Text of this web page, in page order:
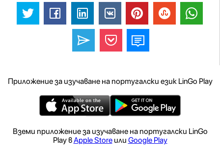
Приложение за изучаване на португалски език LinGo Play
Вземи приложение за изучаване на португалски LinGo
Play вApple Storeили Google Play